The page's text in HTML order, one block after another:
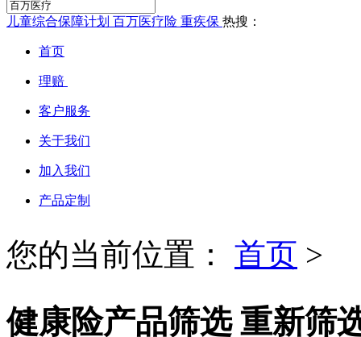
儿童综合保障计划 百万医疗险 重疾保 热搜：
首页
理赔
客户服务
关于我们
加入我们
产品定制
您的当前位置： 首页 >
健康险产品筛选 重新筛